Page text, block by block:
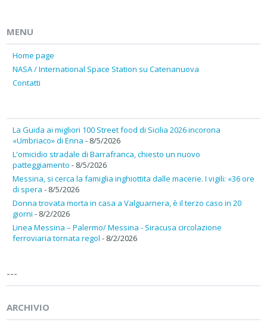
MENU
Home page
NASA / International Space Station su Catenanuova
Contatti
La Guida ai migliori 100 Street food di Sicilia 2026 incorona
«Umbriaco» di Enna - 8/5/2026
L'omicidio stradale di Barrafranca, chiesto un nuovo
patteggiamento - 8/5/2026
Messina, si cerca la famiglia inghiottita dalle macerie. I vigili: «36 ore
di spera - 8/5/2026
Donna trovata morta in casa a Valguarnera, è il terzo caso in 20
giorni - 8/2/2026
Linea Messina – Palermo/ Messina - Siracusa circolazione
ferroviaria tornata regol - 8/2/2026
---
ARCHIVIO